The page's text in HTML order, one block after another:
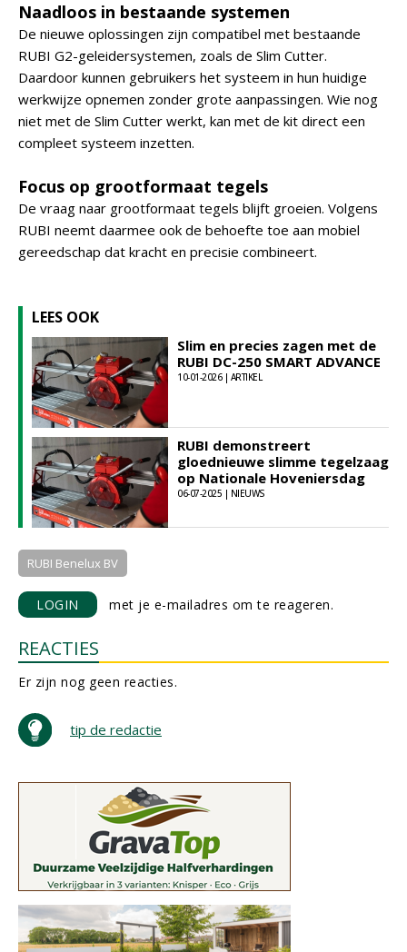
Naadloos in bestaande systemen
De nieuwe oplossingen zijn compatibel met bestaande
RUBI G2-geleidersystemen, zoals de Slim Cutter.
Daardoor kunnen gebruikers het systeem in hun huidige
werkwijze opnemen zonder grote aanpassingen. Wie nog
niet met de Slim Cutter werkt, kan met de kit direct een
compleet systeem inzetten.
Focus op grootformaat tegels
De vraag naar grootformaat tegels blijft groeien. Volgens
RUBI neemt daarmee ook de behoefte toe aan mobiel
gereedschap dat kracht en precisie combineert.
LEES OOK
Slim en precies zagen met de
RUBI DC-250 SMART ADVANCE
10-01-2026 | ARTIKEL
RUBI demonstreert
gloednieuwe slimme tegelzaag
op Nationale Hoveniersdag
06-07-2025 | NIEUWS
RUBI Benelux BV
LOGIN met je e-mailadres om te reageren.
REACTIES
Er zijn nog geen reacties.
tip de redactie